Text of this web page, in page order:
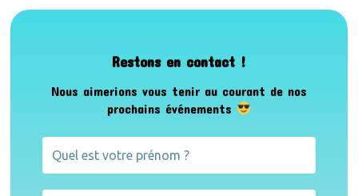
Restons en contact !
Nous aimerions vous tenir au courant de nos
prochains événements